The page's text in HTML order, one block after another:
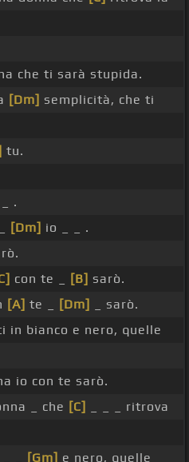
che ti sarà stupida.
[Dm] semplicità, che ti
tu.
.
[Dm] io _ _ .
con te _ [B] sarò.
[A] te _ [Dm]
_ sarò.
in bianco e nero, quelle
io con te sarò.
_ che [C]
_ _ _ ritrova
_ [Gm] e nero, quelle